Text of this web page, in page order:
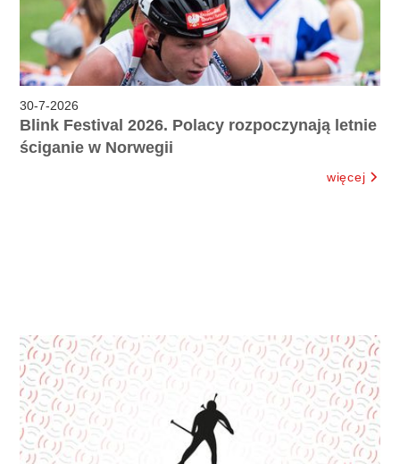
30-7-2026
Blink Festival 2026. Polacy rozpoczynają letnie
ściganie w Norwegii
więcej